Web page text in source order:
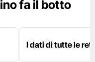
fa il botto
I dati di tutte le